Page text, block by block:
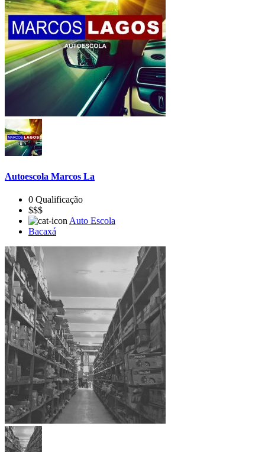
Autoescola Marcos La
0 Qualificação
$$$
Auto Escola
Bacaxá